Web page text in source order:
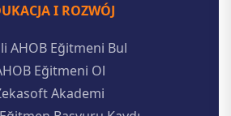
I ROZWÓJ
AHOB Eğitmeni Bul
Eğitmeni Ol
Akademi